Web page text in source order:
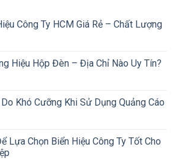
Công Ty HCM Giá Rẻ – Chất Lượng
Hiệu Hộp Đèn – Địa Chỉ Nào Uy Tín?
Khó Cưỡng Khi Sử Dụng Quảng Cáo
Lựa Chọn Biển Hiệu Công Ty Tốt Cho